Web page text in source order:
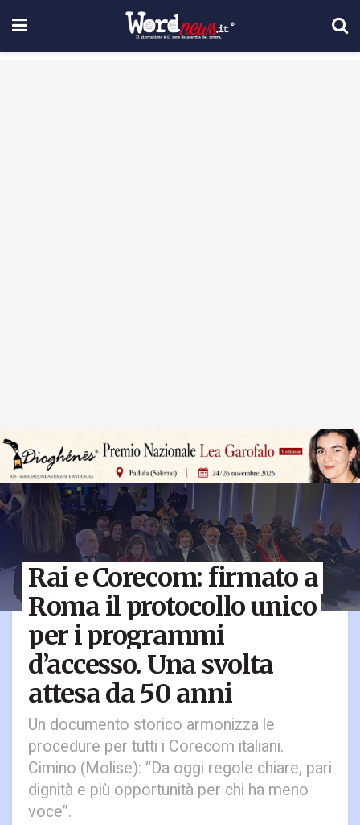
Rai e Corecom: firmato a
Roma il protocollo unico
per i programmi
d’accesso. Una svolta
attesa da 50 anni
Un documento storico armonizza le
procedure per tutti i Corecom italiani.
Cimino (Molise): “Da oggi regole chiare, pari
dignità e più opportunità per chi ha meno
voce”.